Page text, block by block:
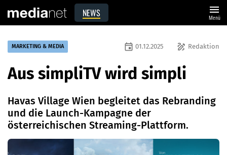
NEWS menu
Menü
MARKETING & MEDIA draw Redaktion
event 01.12.2025
Aus simpliTV wird simpli
Havas Village Wien begleitet das Rebranding
und die Launch-Kampagne der
österreichischen Streaming-Plattform.